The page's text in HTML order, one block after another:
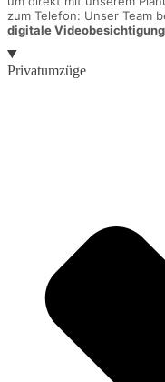
zum Telefon: Unser Team
digitale Videobesichtigung
Privatumzüge